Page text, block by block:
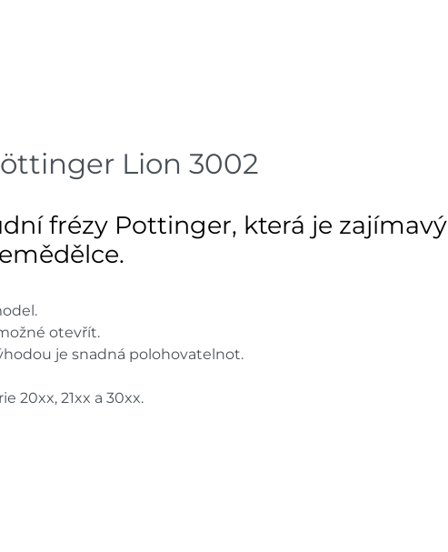
Lion 3002
frézy Pottinger, která je
otevřít.
je snadná polohovatelnot.
20xx, 21xx a 30xx.